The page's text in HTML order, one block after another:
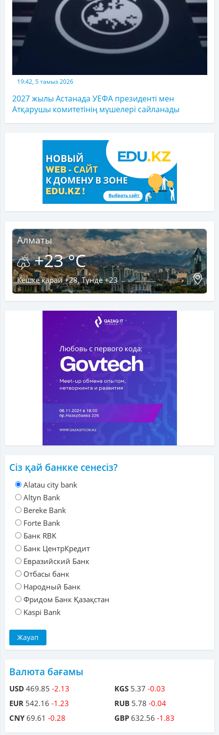
19:42, 5 тамыз 2026
2027 жылы Астанада УЕФА президенті мен
Атқарушы комитетінің мүшелері сайланады
Алматы
+23 °C
Кешке қарай +28, Түнде +23
Сіз қай банкке сенесіз?
Alatau city bank
Altyn Bank
Bereke Bank
Forte Bank
Банк RBK
Банк ЦентрКредит
Евразийский Банк
Отбасы банк
Народный Банк
Фридом Банк Қазақстан
Kaspi Bank
Валюта бағамы
USD 469.85 -2.13
EUR 542.16 -1.23
CNY69.61 -0.28
KGS 5.37 -0.03
RUB 5.78 -0.04
GBP 632.56 -1.83